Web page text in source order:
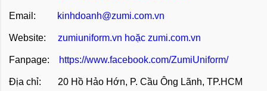
Email: kinhdoanh@zumi.com.vn
Website: zumiuniform.vn hoặc zumi.com.vn
Fanpage: https://www.facebook.com/ZumiUniform/
Địa chỉ: 20 Hồ Hảo Hớn, P. Cầu Ông Lãnh, TP.HCM